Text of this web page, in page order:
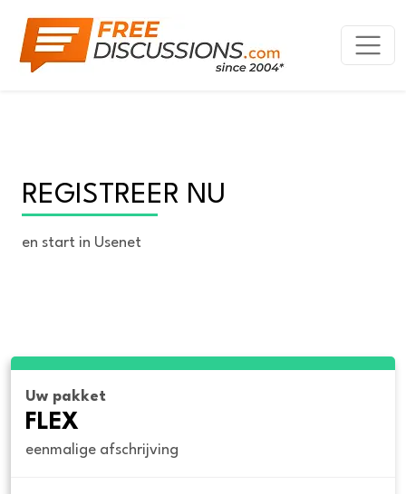
REGISTREER NU
en start in Usenet
Uw pakket
FLEX
eenmalige afschrijving